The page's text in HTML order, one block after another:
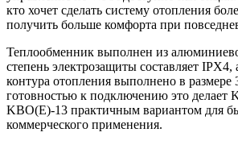
кто хочет сделать систему отопления
получить больше комфорта при
Теплообменник выполнен из
степень электрозащиты составляет
контура отопления выполнено в размере
готовностью к подключению это делает
KBO(E)-13 практичным вариантом для
коммерческого применения.